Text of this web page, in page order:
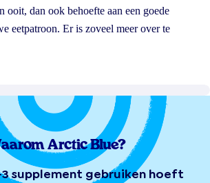
ooit, dan ook behoefte aan een goede
eetpatroon. Er is zoveel meer over te
Arctic Blue?
3 supplement gebruiken hoeft